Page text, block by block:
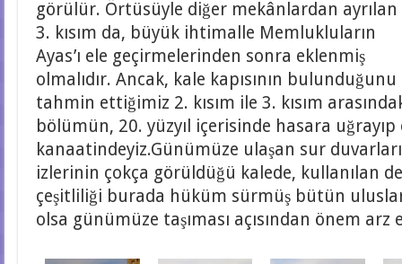
görülür. Örtüsüyle diğer mekânlardan ayrılan
3. kısım da, büyük ihtimalle Memlukluların
Ayas’ı ele geçirmelerinden sonra eklenmiş
olmalıdır. Ancak, kale kapısının bulunduğunu
tahmin ettiğimiz 2. kısım ile 3. kısım
bölümün, 20. yüzyıl içerisinde hasara uğrayıp
kanaatindeyiz.Günümüze ulaşan sur
izlerinin çokça görüldüğü kalede, kullanılan
çeşitliliği burada hüküm sürmüş bütün
olsa günümüze taşıması açısından önem